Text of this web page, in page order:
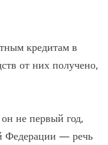
кредитам в
от них получено,
не первый год,
Федерации — речь